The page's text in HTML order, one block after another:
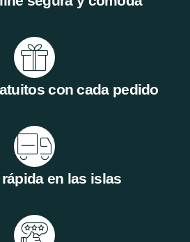
con cada pedido
en las islas